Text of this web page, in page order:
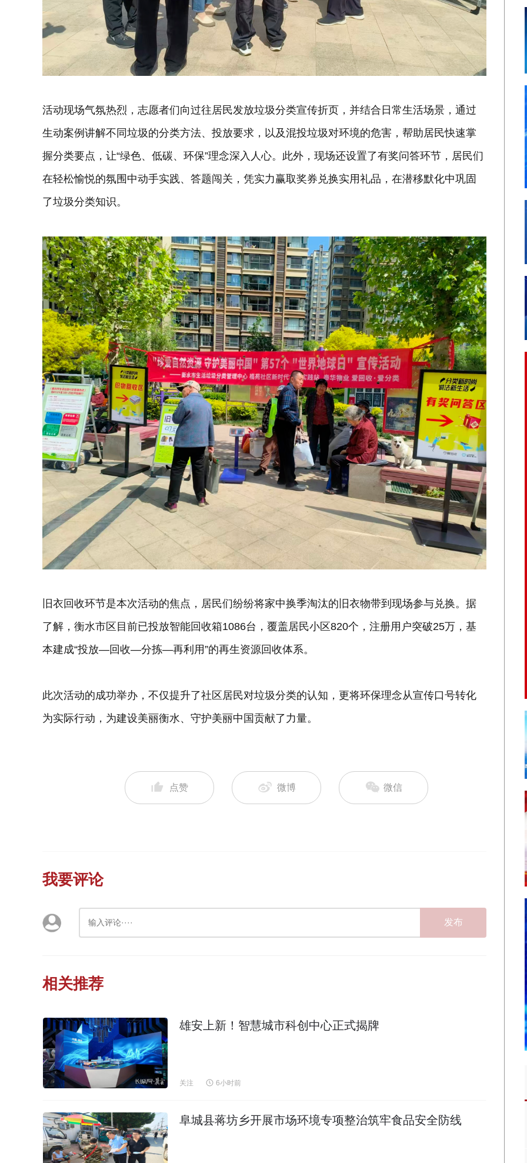
活动现场气氛热烈，志愿者们向过往居民发放垃圾分类宣传折页，并结合日常生活场景，通过
生动案例讲解不同垃圾的分类方法、投放要求，以及混投垃圾对环境的危害，帮助居民快速掌
握分类要点，让“绿色、低碳、环保”理念深入人心。此外，现场还设置了有奖问答环节，居民们
在轻松愉悦的氛围中动手实践、答题闯关，凭实力赢取奖券兑换实用礼品，在潜移默化中巩固
了垃圾分类知识。
旧衣回收环节是本次活动的焦点，居民们纷纷将家中换季淘汰的旧衣物带到现场参与兑换。据
了解，衡水市区目前已投放智能回收箱1086台，覆盖居民小区820个，注册用户突破25万，基
本建成“投放—回收—分拣—再利用”的再生资源回收体系。
此次活动的成功举办，不仅提升了社区居民对垃圾分类的认知，更将环保理念从宣传口号转化
为实际行动，为建设美丽衡水、守护美丽中国贡献了力量。
点赞 微博 微信
我要评论
发布
相关推荐
雄安上新！智慧城市科创中心正式揭牌
关注 6小时前
阜城县蒋坊乡开展市场环境专项整治筑牢食品安全防线